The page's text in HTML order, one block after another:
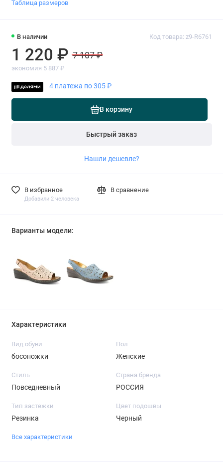
В наличии Код товара: z9-R6761
1 220 ₽ 7 107 ₽
экономия 5 887 ₽
4 платежа по 305 ₽
В корзину
Быстрый заказ
Нашли дешевле?
В избранное
Добавили 2 человека
В сравнение
Таблица размеров
Варианты модели:
Характеристики
Вид обуви
босоножки
Пол
Женские
Стиль
Повседневный
Страна бренда
РОССИЯ
Тип застежки
Резинка
Цвет подошвы
Черный
Все характеристики